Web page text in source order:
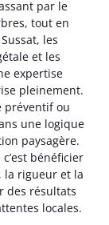
par le
tout en
les
et les
expertise
pleinement.
préventif ou
une logique
paysagère.
bénéficier
la rigueur et la
des résultats
locales.